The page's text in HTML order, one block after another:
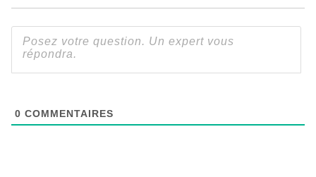
0 COMMENTAIRES